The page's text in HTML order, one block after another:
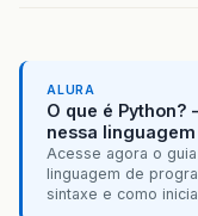
ALURA
O que é
nessa
Acesse agora o
linguagem de
sintaxe e como